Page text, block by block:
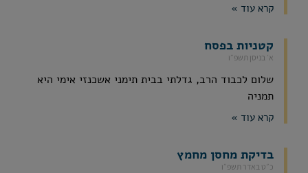
קרא עוד »
קטניות בפסח
א׳ בניסן תשפ״ו
שלום לכבוד הרב, גדלתי בבית תימני אשכנזי אימי היא
תמניה
קרא עוד »
בדיקת מחסן מחמץ
כ״ט באדר תשפ״ו